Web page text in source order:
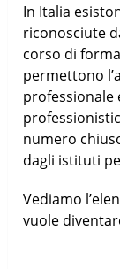
In Italia
riconosciute
corso di
permettono
professionale
numero
dagli istituti
Vediamo
vuole